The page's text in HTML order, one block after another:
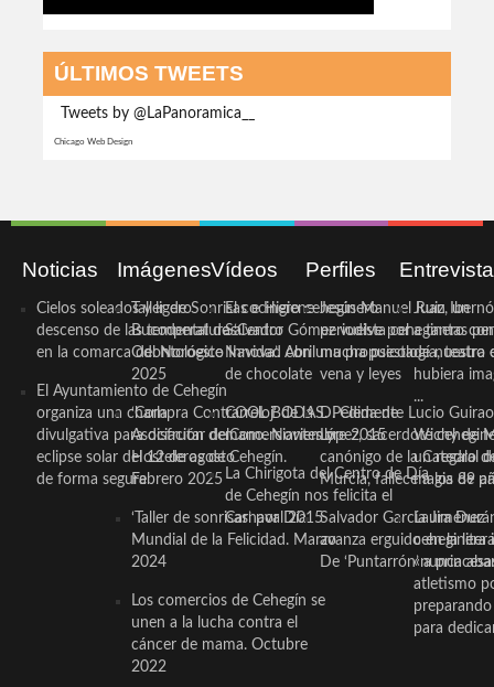
ÚLTIMOS TWEETS
Tweets by @LaPanoramica__
Chicago Web Design
Noticias
Cielos soleados y ligero
descenso de las temperaturas
en la comarca del Noroeste
El Ayuntamiento de Cehegín
organiza una charla
divulgativa para disfrutar del
eclipse solar del 12 de agosto
de forma segura
Imágenes
Taller de Sonrisas e Higiene
Bucodental de ‘Centro
Odontológico Innova’. Abril
2025
‘Compra Contrarreloj’ de la
Asociación de Comerciantes y
Hosteleros de Cehegín.
Febrero 2025
‘Taller de sonrisas’ por Día
Mundial de la Felicidad. Marzo
2024
Los comercios de Cehegín se
unen a la lucha contra el
cáncer de mama. Octubre
2022
Vídeos
El cocinero ceheginero
Salvador Gómez vuelve por
Navidad con una propuesta
de chocolate
COOL BODAS. Pedida de
mano. Noviembre 2015
La Chirigota del Centro de Día
de Cehegín nos felicita el
Carnaval 2015
Perfiles
Jesús Manuel Ruiz, un
periodista ceheginero con
mucha psicología, teatro
vena y leyes
D. Clemente Lucio Guirao
López, sacerdote
canónigo de la Catedral
Murcia, fallece a los 89
Salvador García Jiménez
avanza erguido en la
De ‘Puntarrón’ a
Juan
a tantas
de nuestra
hubiera
...
Wichy de
un regalo
magia de
Laura
ceheginera
«nunca
atletismo
para